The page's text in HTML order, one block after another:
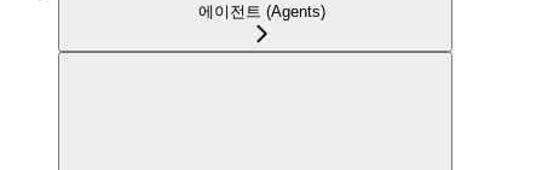
에이전트 (Agents)